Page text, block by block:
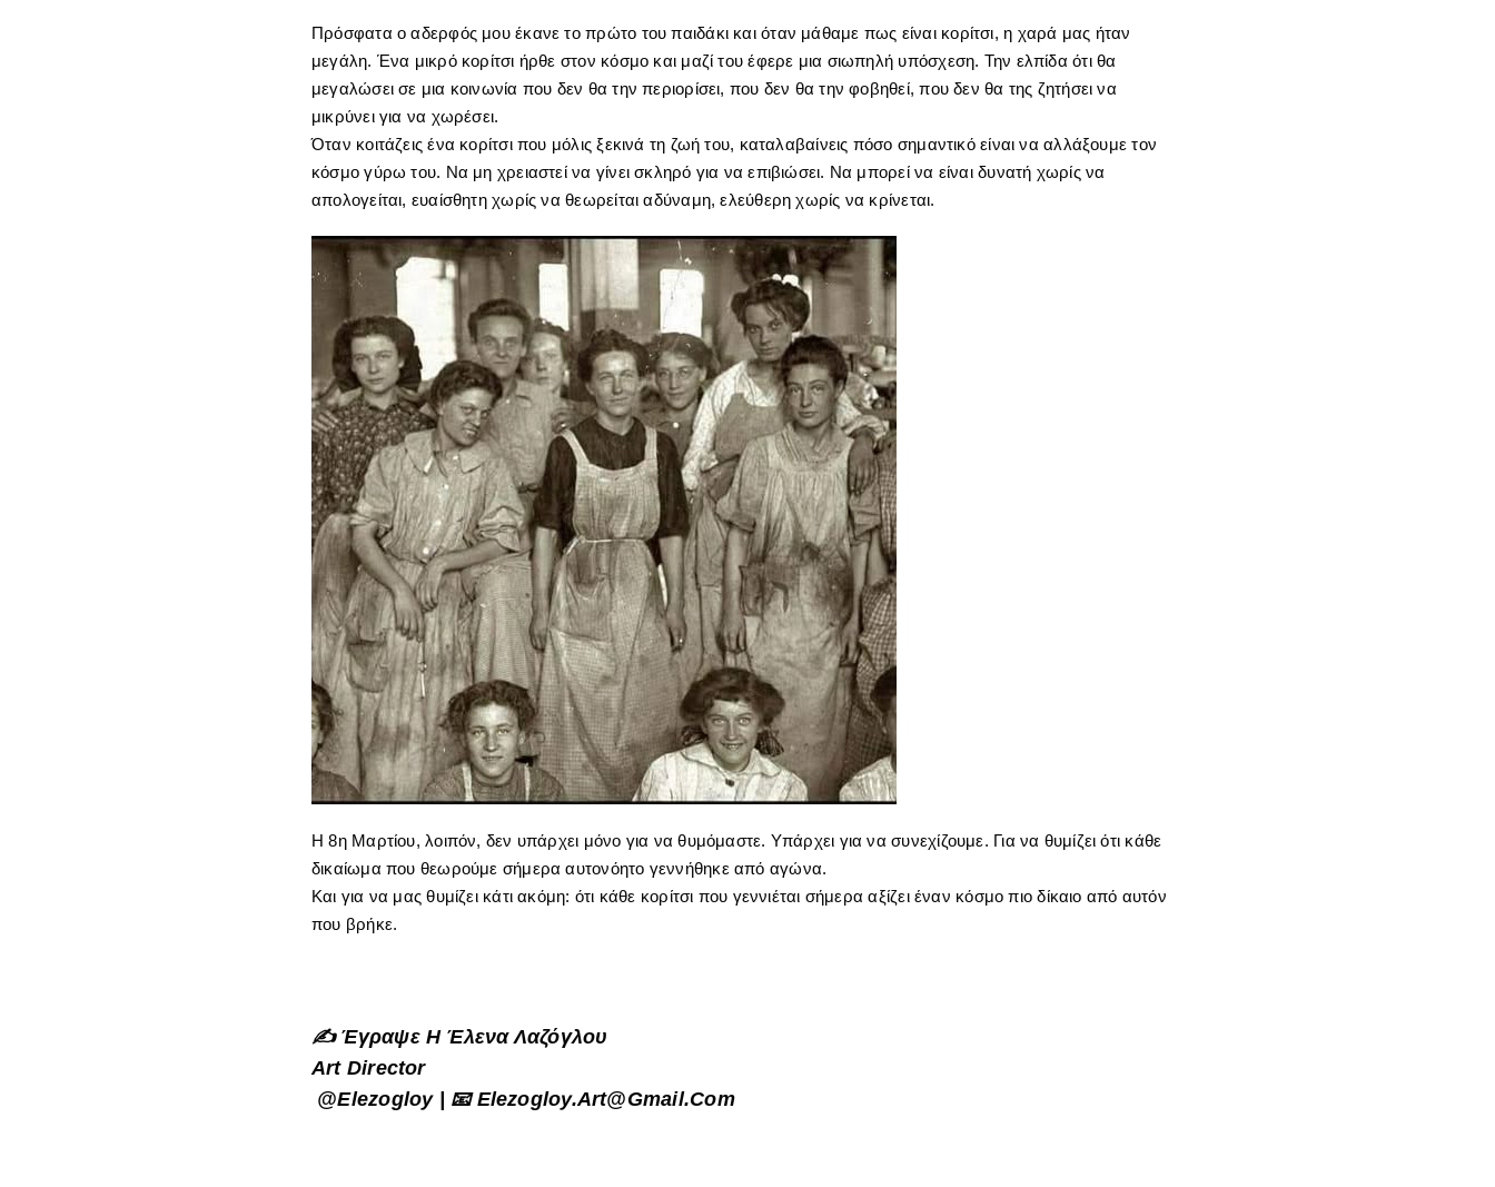
Πρόσφατα ο αδερφός μου έκανε το πρώτο του παιδάκι και όταν μάθαμε πως είναι κορίτσι, η χαρά μας ήταν
μεγάλη. Ένα μικρό κορίτσι ήρθε στον κόσμο και μαζί του έφερε μια σιωπηλή υπόσχεση. Την ελπίδα ότι θα
μεγαλώσει σε μια κοινωνία που δεν θα την περιορίσει, που δεν θα την φοβηθεί, που δεν θα της ζητήσει να
μικρύνει για να χωρέσει.
Όταν κοιτάζεις ένα κορίτσι που μόλις ξεκινά τη ζωή του, καταλαβαίνεις πόσο σημαντικό είναι να αλλάξουμε τον
κόσμο γύρω του. Να μη χρειαστεί να γίνει σκληρό για να επιβιώσει. Να μπορεί να είναι δυνατή χωρίς να
απολογείται, ευαίσθητη χωρίς να θεωρείται αδύναμη, ελεύθερη χωρίς να κρίνεται.
Η 8η Μαρτίου, λοιπόν, δεν υπάρχει μόνο για να θυμόμαστε. Υπάρχει για να συνεχίζουμε. Για να θυμίζει ότι κάθε
δικαίωμα που θεωρούμε σήμερα αυτονόητο γεννήθηκε από αγώνα.
Και για να μας θυμίζει κάτι ακόμη: ότι κάθε κορίτσι που γεννιέται σήμερα αξίζει έναν κόσμο πιο δίκαιο από αυτόν
που βρήκε.
✍️ Έγραψε Η Έλενα Λαζόγλου
Art Director
@elezogloy | 📧Elezogloy.art@gmail.com